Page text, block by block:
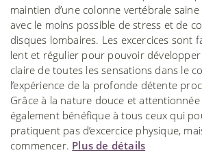
maintien d’une colonne vertébrale
avec le moins possible de stress et de
disques lombaires. Les excercices sont
lent et régulier pour pouvoir
claire de toutes les sensations dans le
l’expérience de la profonde détente
Grâce à la nature douce et
également bénéfique à tous ceux qui
pratiquent pas d’excercice physique,
commencer. Plus de détails